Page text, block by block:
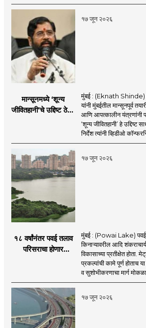
१७ जून २०२६
मान्सूनमध्ये ‘शून्य
जीवितहानी’चे उद्दिष्ट ठेवून
शिंदे
मुंबई : (Eknath Shinde)
यांनी मुंबईतील मान्सूनपूर्व
आणि आपत्कालीन यंत्रणांनी
‘शून्य जीवितहानी’ हे उद्दिष्ट
निर्देश त्यांनी व्हिडीओ
१७ जून २०२६
१८ वर्षांनंतर पवई तलाव
परिसराचा होणार
सुरुवात;
मुंबई : (Powai Lake) पवई
किनाऱ्यावरील आदि
विकासाच्या प्रतीक्षेत होता.
प्रकल्पांची कामे पूर्ण होताच
व सुशोभीकरणाचा मार्ग
१७ जून २०२६